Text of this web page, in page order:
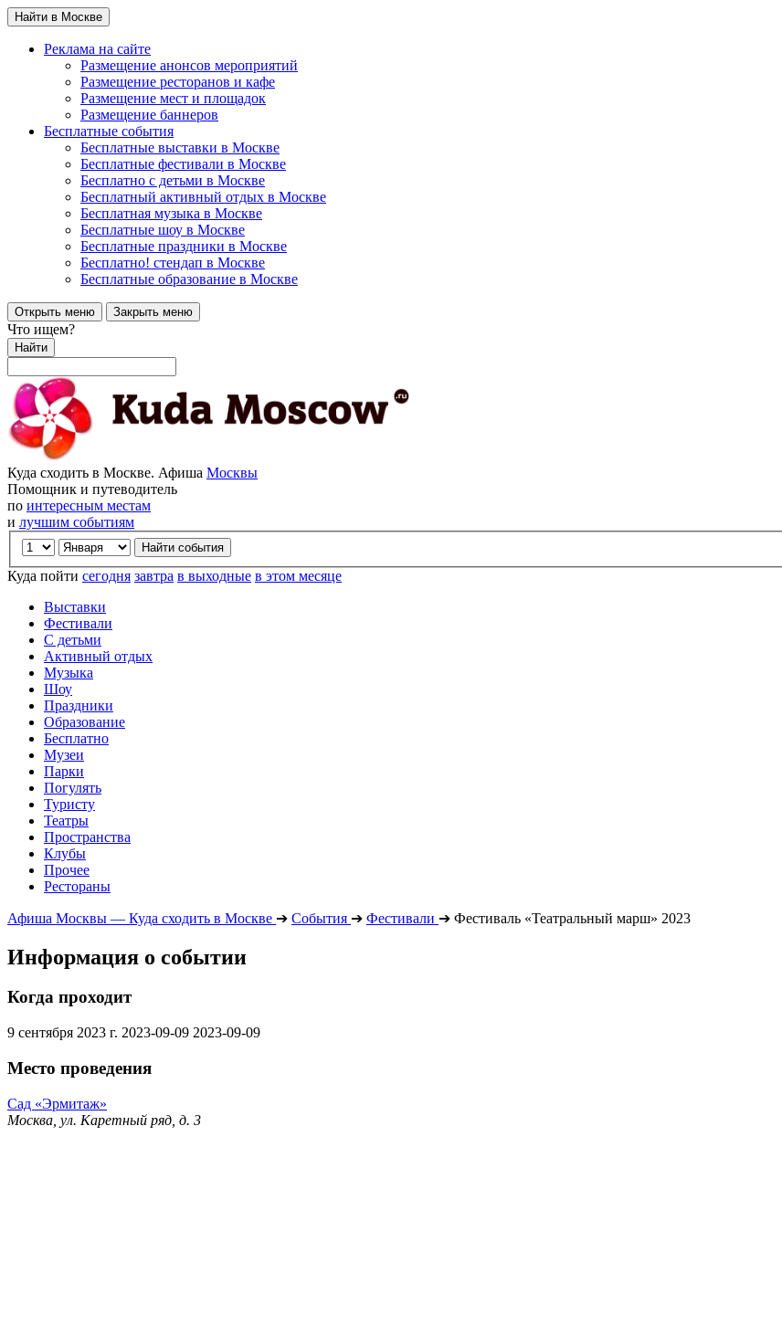
Найти в Москве
Реклама на сайте
Размещение анонсов мероприятий
Размещение ресторанов и кафе
Размещение мест и площадок
Размещение баннеров
Бесплатные события
Бесплатные выставки в Москве
Бесплатные фестивали в Москве
Бесплатно с детьми в Москве
Бесплатный активный отдых в Москве
Бесплатная музыка в Москве
Бесплатные шоу в Москве
Бесплатные праздники в Москве
Бесплатно! стендап в Москве
Бесплатные образование в Москве
Открыть меню Закрыть меню
Что ищем?
Найти
Куда сходить в Москве. Афиша Москвы
Помощник и путеводитель
по интересным местам
и лучшим событиям
Куда пойти сегодня завтра в выходные в этом месяце
Выставки
Фестивали
С детьми
Активный отдых
Музыка
Шоу
Праздники
Образование
Бесплатно
Музеи
Парки
Погулять
Туристу
Театры
Пространства
Клубы
Прочее
Рестораны
Афиша Москвы — Куда сходить в Москве ➔ События ➔ Фестивали ➔ Фестиваль «Театральный марш» 2023
Информация о событии
Когда проходит
9 сентября 2023 г. 2023-09-09 2023-09-09
Место проведения
Сад «Эрмитаж»
Москва, ул. Каретный ряд, д. 3